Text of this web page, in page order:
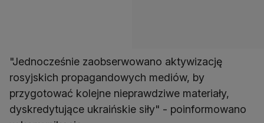
"Jednocześnie zaobserwowano aktywizację
rosyjskich propagandowych mediów, by
przygotować kolejne nieprawdziwe materiały,
dyskredytujące ukraińskie siły" - poinformowano